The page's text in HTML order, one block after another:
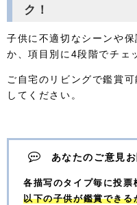
ク！
子供に不適切なシーンや
か、項目別に4段階でチェ
ご自宅のリビングで鑑賞
してください。
あなたのご意見
各描写のタイプ毎に投票
以下の子供が鑑賞できる